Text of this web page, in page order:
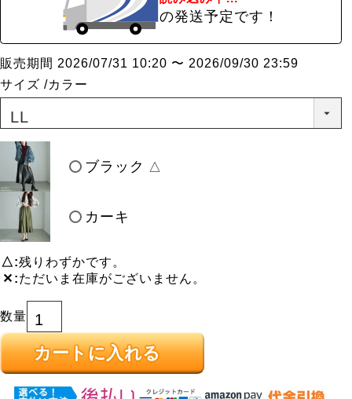
の発送予定です！
販売期間 2026/07/31 10:20 〜 2026/09/30 23:59
サイズ
カラー
ブラック △
カーキ
△ 残りわずかです。
✕ ただいま在庫がございません。
カートに入れる